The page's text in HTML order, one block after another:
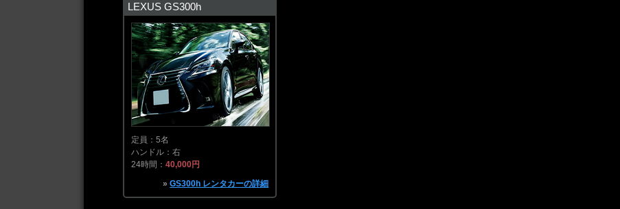
LEXUS GS300h
定員：5名
ハンドル：右
24時間：40,000円
»GS300h レンタカーの詳細